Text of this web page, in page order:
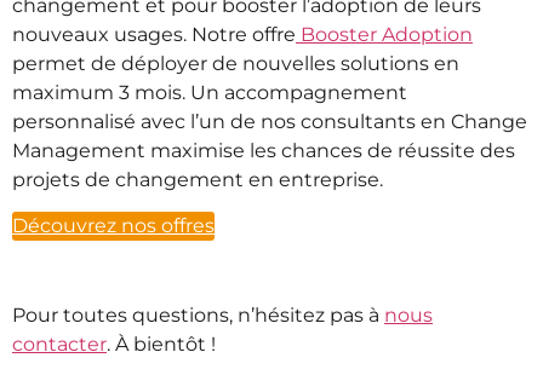
changement et pour booster l’adoption de leurs
nouveaux usages. Notre offre Booster Adoption
permet de déployer de nouvelles solutions en
maximum 3 mois. Un accompagnement
personnalisé avec l’un de nos consultants en Change
Management maximise les chances de réussite des
projets de changement en entreprise.
Découvrez nos offres
Pour toutes questions, n’hésitez pas à nous
contacter. À bientôt !